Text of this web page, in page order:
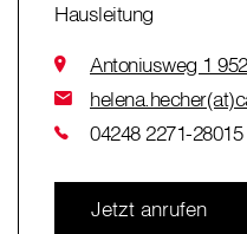
Hausleitung
Antoniusweg 1
04248 2271-28015
Jetzt anrufen